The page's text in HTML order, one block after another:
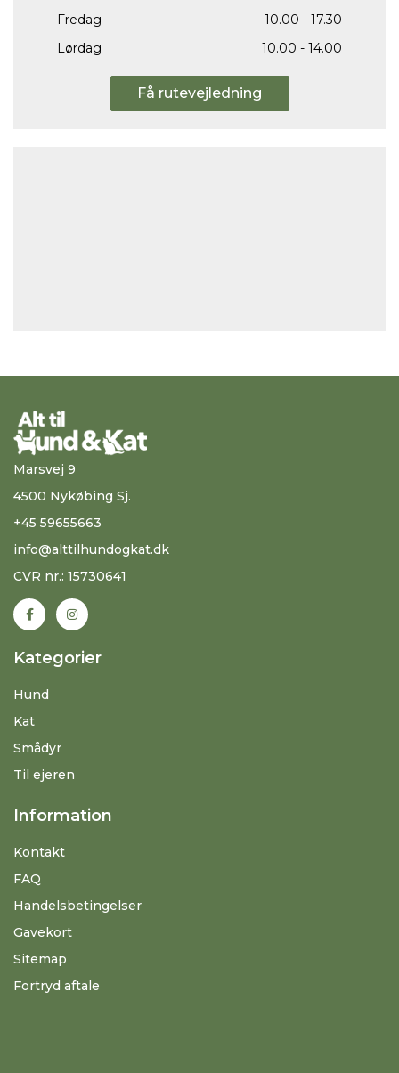
Fredag
10.00 - 17.30
Lørdag
10.00 - 14.00
Få rutevejledning
Marsvej 9
4500 Nykøbing Sj.
+45 59655663
info@alttilhundogkat.dk
CVR nr.: 15730641
Kategorier
Hund
Kat
Smådyr
Til ejeren
Information
Kontakt
FAQ
Handelsbetingelser
Gavekort
Sitemap
Fortryd aftale